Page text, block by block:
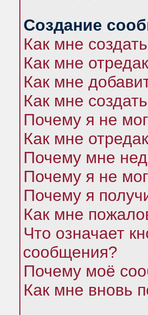
Создание
Как мне
Как мне
Как мне
Как мне
Почему я не
Как мне
Почему мне
Почему я не
Почему я
Как мне
Что означает
сообщения?
Почему моё
Как мне вновь